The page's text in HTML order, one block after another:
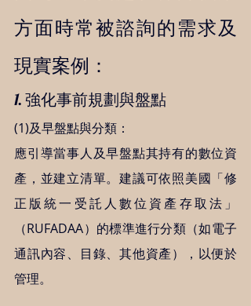
方面時常被諮詢的需求及
現實案例：
1. 強化事前規劃與盤點
(1)及早盤點與分類：
應引導當事人及早盤點其持有的數位資
產，並建立清單。建議可依照美國「修
正版統一受託人數位資產存取法」
（RUFADAA）的標準進行分類（如電子
通訊內容、目錄、其他資產），以便於
管理。